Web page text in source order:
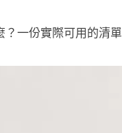
？一份實際可用的清單